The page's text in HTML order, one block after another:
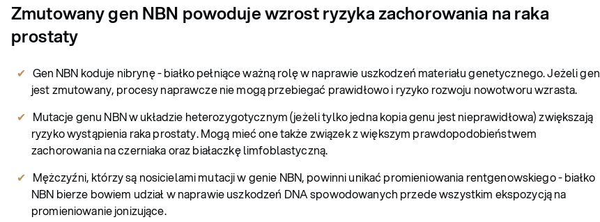
Zmutowany gen NBN powoduje wzrost ryzyka zachorowania na raka
prostaty
Gen NBN koduje nibrynę - białko pełniące ważną rolę w naprawie uszkodzeń materiału genetycznego. Jeżeli gen
jest zmutowany, procesy naprawcze nie mogą przebiegać prawidłowo i ryzyko rozwoju nowotworu wzrasta.
Mutacje genu NBN w układzie heterozygotycznym (jeżeli tylko jedna kopia genu jest nieprawidłowa) zwiększają
ryzyko wystąpienia raka prostaty. Mogą mieć one także związek z większym prawdopodobieństwem
zachorowania na czerniaka oraz białaczkę limfoblastyczną.
Mężczyźni, którzy są nosicielami mutacji w genie NBN, powinni unikać promieniowania rentgenowskiego - białko
NBN bierze bowiem udział w naprawie uszkodzeń DNA spowodowanych przede wszystkim ekspozycją na
promieniowanie jonizujące.